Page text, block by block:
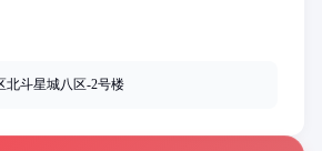
北斗星城八区-2号楼